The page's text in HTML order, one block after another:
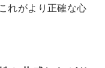
れがより正確な心